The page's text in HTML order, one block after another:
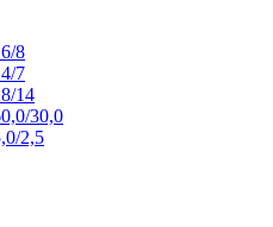
8
7
14
30,0
2,5